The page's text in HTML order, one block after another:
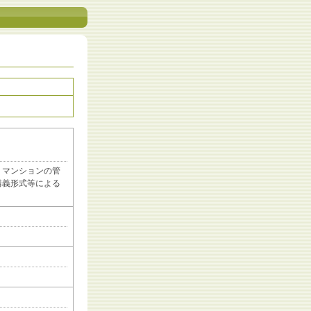
ンションの管
形式等による